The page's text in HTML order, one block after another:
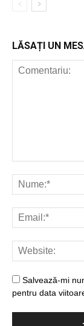
LĂSAȚI UN
Salvează-mi
pentru data